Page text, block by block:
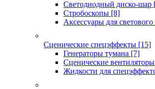
Светодиодный диско-шар
Стробоскопы [8]
Аксессуары для
Сценические спецэффекты [15]
Генераторы тумана [7]
Сценические вентиляторы
Жидкости для